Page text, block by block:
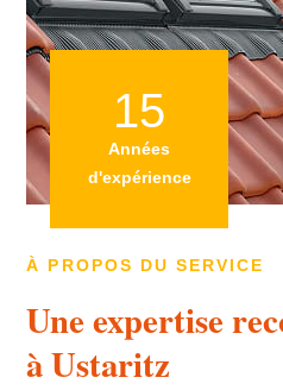
À PROPOS DU SERVICE
Une expertise
à Ustaritz
15
Années
d'expérience